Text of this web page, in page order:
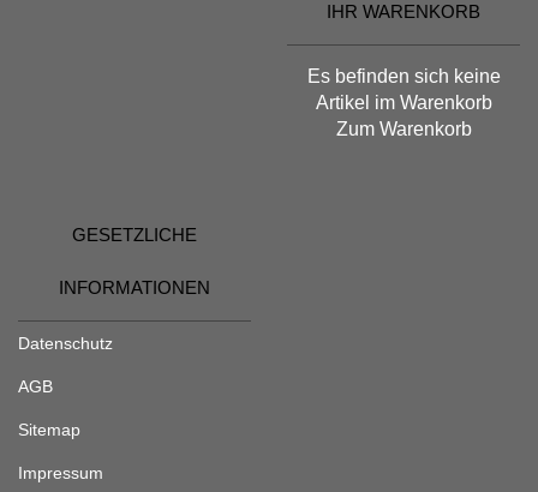
IHR WARENKORB
Es befinden sich keine
Artikel im Warenkorb
Zum Warenkorb
GESETZLICHE
INFORMATIONEN
Datenschutz
AGB
Sitemap
Impressum